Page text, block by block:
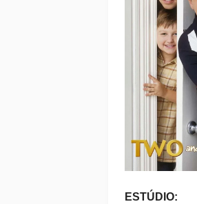
ESTÚDIO: